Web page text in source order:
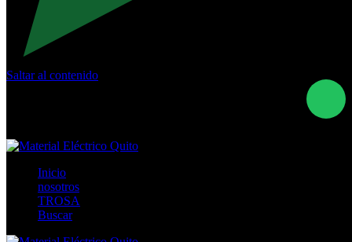
Saltar al contenido
Inicio
nosotros
TROSA
Buscar